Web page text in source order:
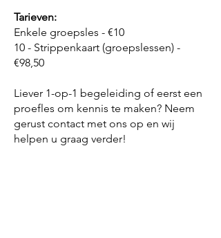
Tarieven:
Enkele groepsles - €10
10 - Strippenkaart (groepslessen) -
€98,50
Liever 1-op-1 begeleiding of eerst een
proefles om kennis te maken? Neem
gerust contact met ons op en wij
helpen u graag verder!